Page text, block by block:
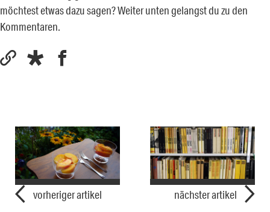
möchtest etwas dazu sagen? Weiter unten gelangst du zu den
Kommentaren.
vorheriger artikel nächster artikel